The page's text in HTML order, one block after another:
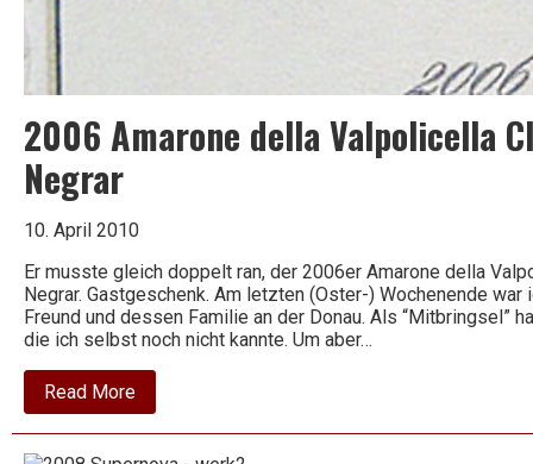
2006 Amarone della Valpolicella
Negrar
10. April 2010
Er musste gleich doppelt ran, der 2006er Amarone della
Negrar. Gastgeschenk. Am letzten (Oster-) Wochenende
Freund und dessen Familie an der Donau. Als “Mitbringsel”
die ich selbst noch nicht kannte. Um aber…
Read Moreabout
2006
Amarone